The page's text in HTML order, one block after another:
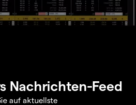
Nachrichten-Feed
auf aktuellste